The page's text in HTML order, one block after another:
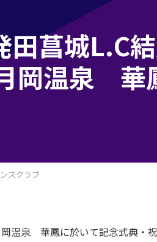
菖城L.C
岡温泉 華
ズクラブ
温泉 華鳳に於いて記念式典・